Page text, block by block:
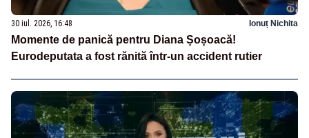
30 iul. 2026, 16:48 Ionuț Nichita
Momente de panică pentru Diana Șoșoacă!
Eurodeputata a fost rănită într-un accident rutier